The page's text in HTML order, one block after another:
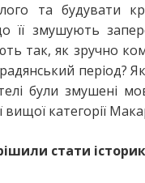
та будувати
її змушують
так, як зручно
період?
були змушені
вищої категорії
стати